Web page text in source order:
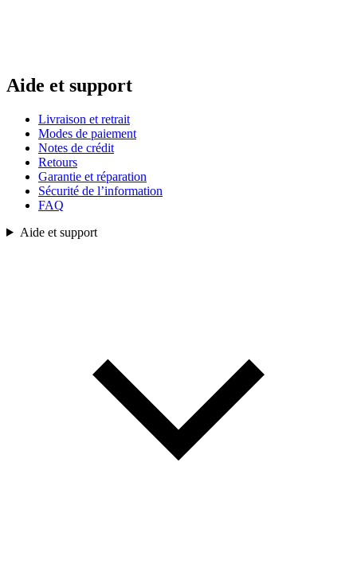
Aide et support
Livraison et retrait
Modes de paiement
Notes de crédit
Retours
Garantie et réparation
Sécurité de l’information
FAQ
Aide et support